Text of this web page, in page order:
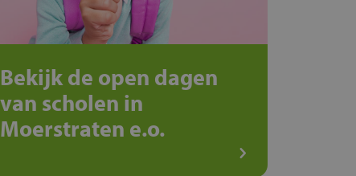
Bekijk de open dagen
van scholen in
Moerstraten e.o.